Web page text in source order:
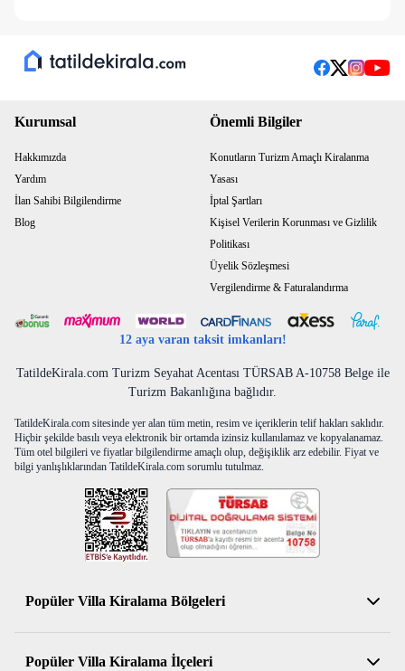
Kurumsal
Hakkımızda
Yardım
İlan Sahibi Bilgilendirme
Blog
Önemli Bilgiler
Konutların Turizm Amaçlı Kiralanma
Yasası
İptal Şartları
Kişisel Verilerin Korunması ve Gizlilik
Politikası
Üyelik Sözleşmesi
Vergilendirme & Faturalandırma
12 aya varan taksit imkanları!
TatildeKirala.com Turizm Seyahat Acentası TÜRSAB A-10758 Belge ile
Turizm Bakanlığına bağlıdır.
TatildeKirala.com sitesinde yer alan tüm metin, resim ve içeriklerin telif hakları saklıdır.
Hiçbir şekilde basılı veya elektronik bir ortamda izinsiz kullanılamaz ve kopyalanamaz.
Tüm otel bilgileri ve fiyatlar bilgilendirme amaçlı olup, değişiklik arz edebilir. Fiyat ve
bilgi yanlışlıklarından TatildeKirala.com sorumlu tutulmaz.
Popüler Villa Kiralama Bölgeleri
Antalya Kiralık Villa
Muğla Kiralık Villa
Popüler Villa Kiralama İlçeleri